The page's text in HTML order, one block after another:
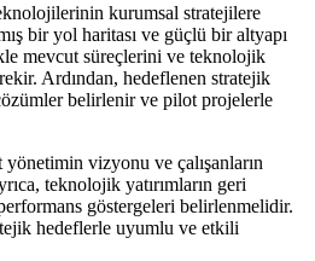
kurumsal stratejilere
bir yol haritası ve güçlü bir altyapı
mevcut süreçlerini ve teknolojik
Ardından, hedeflenen stratejik
belirlenir ve pilot projelerle
yönetimin vizyonu ve çalışanların
teknolojik yatırımların geri
göstergeleri belirlenmelidir.
hedeflerle uyumlu ve etkili